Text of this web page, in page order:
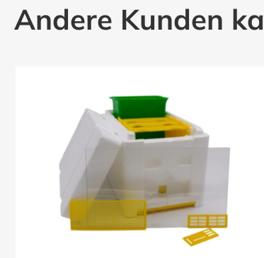
Andere Kunden